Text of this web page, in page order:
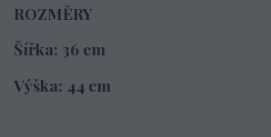
ROZMĚRY
Šířka: 36 cm
Výška: 44 cm